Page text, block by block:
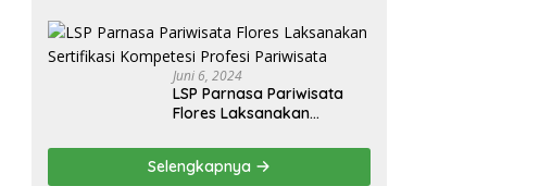
Juni 6, 2024
LSP Parnasa Pariwisata
Flores Laksanakan
Profesi Pariwisata
Selengkapnya